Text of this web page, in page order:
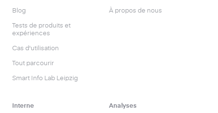
Blog
Tests de produits et
expériences
Cas d'utilisation
Tout parcourir
Smart Info Lab Leipzig
À propos de nous
Interne Analyses